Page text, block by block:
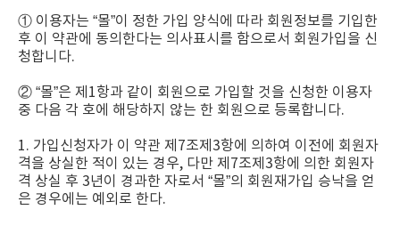
① 이용자는 “몰”이 정한 가입 양식에 따라 회원정보를 기입한
후 이 약관에 동의한다는 의사표시를 함으로서 회원가입을 신
청합니다.
② “몰”은 제1항과 같이 회원으로 가입할 것을 신청한 이용자
중 다음 각 호에 해당하지 않는 한 회원으로 등록합니다.
1. 가입신청자가 이 약관 제7조제3항에 의하여 이전에 회원자
격을 상실한 적이 있는 경우, 다만 제7조제3항에 의한 회원자
격 상실 후 3년이 경과한 자로서 “몰”의 회원재가입 승낙을 얻
은 경우에는 예외로 한다.